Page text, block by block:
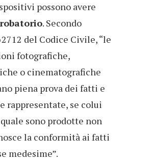
possono avere
. Secondo
del Codice Civile, “le
fotografiche,
o cinematografiche
piena prova dei fatti e
rappresentate, se colui
sono prodotte non
la conformità ai fatti
medesime”.